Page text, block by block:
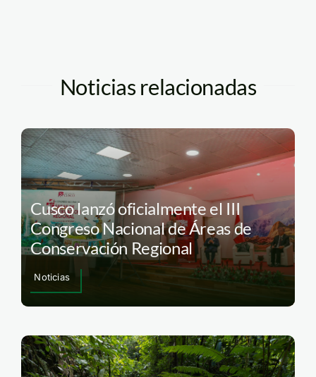
Noticias relacionadas
Cusco lanzó oficialmente el III
Congreso Nacional de Áreas de
Conservación Regional
Noticias